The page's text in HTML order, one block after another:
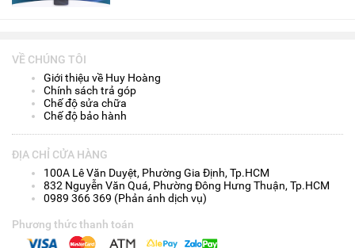
VỀ CHÚNG TÔI
Giới thiệu về Huy Hoàng
Chính sách trả góp
Chế độ sửa chữa
Chế độ bảo hành
ĐỊA CHỈ CỬA HÀNG
100A Lê Văn Duyệt, Phường Gia Định, Tp.HCM
832 Nguyễn Văn Quá, Phường Đông Hưng Thuận, Tp.HCM
0989 366 369 (Phản ánh dịch vụ)
Phương thức thanh toán